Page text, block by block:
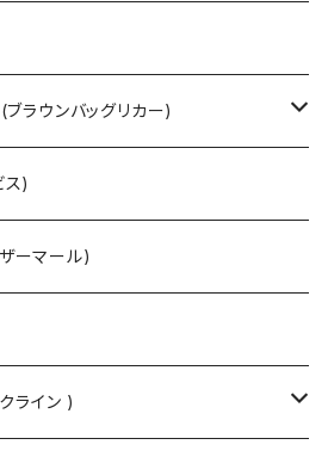
ンド
ラウンバッグリカー)
ス)
ーマール)
ライン )